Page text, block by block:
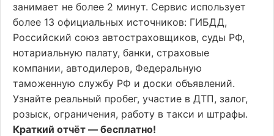
занимает не более 2 минут. Сервис использует
более 13 официальных источников: ГИБДД,
Российский союз автостраховщиков, суды РФ,
нотариальную палату, банки, страховые
компании, автодилеров, Федеральную
таможенную службу РФ и доски объявлений.
Узнайте реальный пробег, участие в ДТП, залог,
розыск, ограничения, работу в такси и штрафы.
Краткий отчёт — бесплатно!